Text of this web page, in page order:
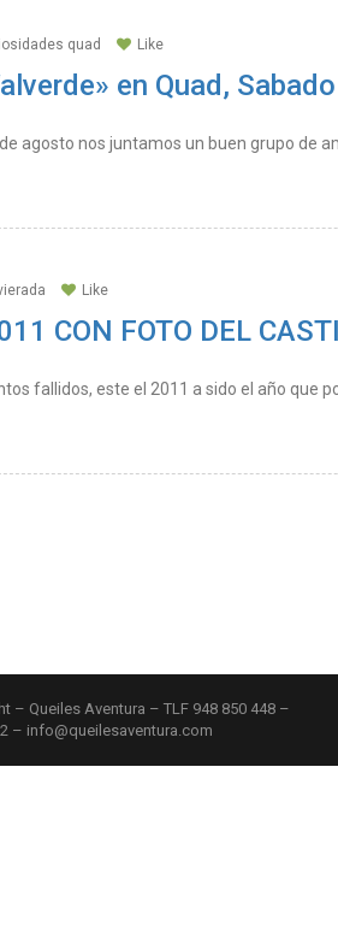
quad Like
en Quad,
agosto nos juntamos un buen grupo de
Like
CON FOTO DEL
fallidos, este el 2011 a sido el año que
– Queiles Aventura – TLF 948 850 448 –
– info@queilesaventura.com